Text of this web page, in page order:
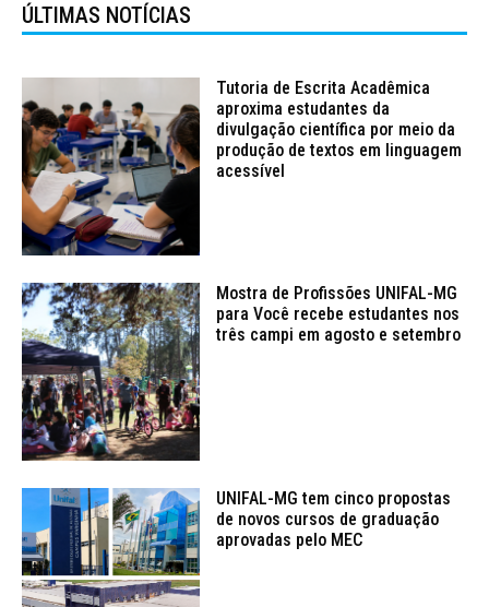
ÚLTIMAS NOTÍCIAS
Tutoria de Escrita Acadêmica
aproxima estudantes da
divulgação científica por meio da
produção de textos em linguagem
acessível
Mostra de Profissões UNIFAL-MG
para Você recebe estudantes nos
três campi em agosto e setembro
UNIFAL-MG tem cinco propostas
de novos cursos de graduação
aprovadas pelo MEC